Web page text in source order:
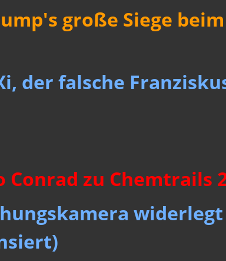
große Siege beim
der falsche
Conrad zu Chemtrails